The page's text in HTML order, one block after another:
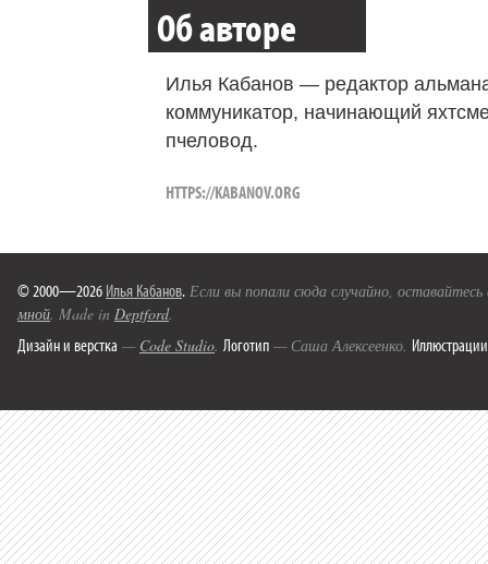
Об авторе
Илья Кабанов — редактор
коммуникатор, начинающий
пчеловод.
HTTPS://KABANOV.ORG
© 2000—2026 Илья Кабанов. Если вы попали сюда случайно,
мной. Made in Deptford.
Дизайн и верстка — Code Studio. Логотип — Саша Алексеенко. Иллюстрации